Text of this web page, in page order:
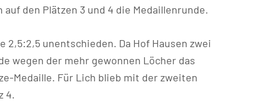
den Plätzen 3 und 4 die Medaillenrunde.
2,5:2,5 unentschieden. Da Hof Hausen zwei
wegen der mehr gewonnen Löcher das
Medaille. Für Lich blieb mit der zweiten
4.